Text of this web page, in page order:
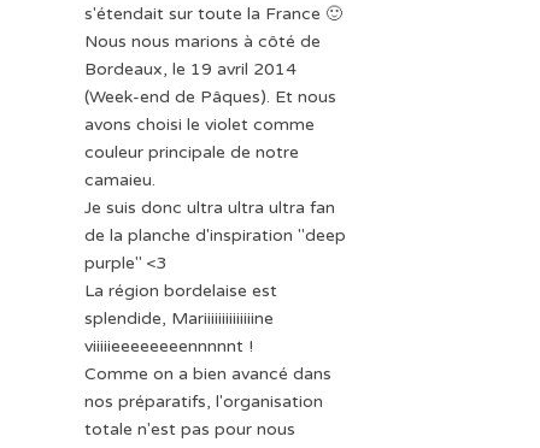
s'étendait sur toute la France 🙂
Nous nous marions à côté de
Bordeaux, le 19 avril 2014
(Week-end de Pâques). Et nous
avons choisi le violet comme
couleur principale de notre
camaieu.
Je suis donc ultra ultra ultra fan
de la planche d'inspiration "deep
purple" <3
La région bordelaise est
splendide, Mariiiiiiiiiiiiiine
viiiiieeeeeeeennnnnt !
Comme on a bien avancé dans
nos préparatifs, l'organisation
totale n'est pas pour nous